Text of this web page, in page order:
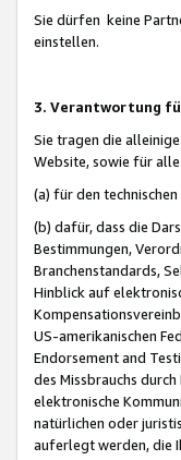
Sie dürfen keine
einstellen.
3. Verantwortung
Sie tragen die
Website, sowie für
(a) für den
(b) dafür, dass die
Bestimmungen,
Branchenstandards,
Hinblick auf
US-amerikanischen
Endorsement and
des Missbrauchs
elektronische
natürlichen oder
auferlegt werden, die